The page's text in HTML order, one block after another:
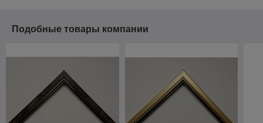
Подобные товары компании